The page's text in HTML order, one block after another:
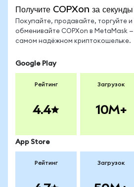
Получите COPXon за секунды
Покупайте, продавайте, торгуйте и
обменивайте COPXon в MetaMask —
самом надёжном криптокошельке.
Google Play
Рейтинг
4.4
Загрузок
10M+
App Store
Рейтинг Загрузок